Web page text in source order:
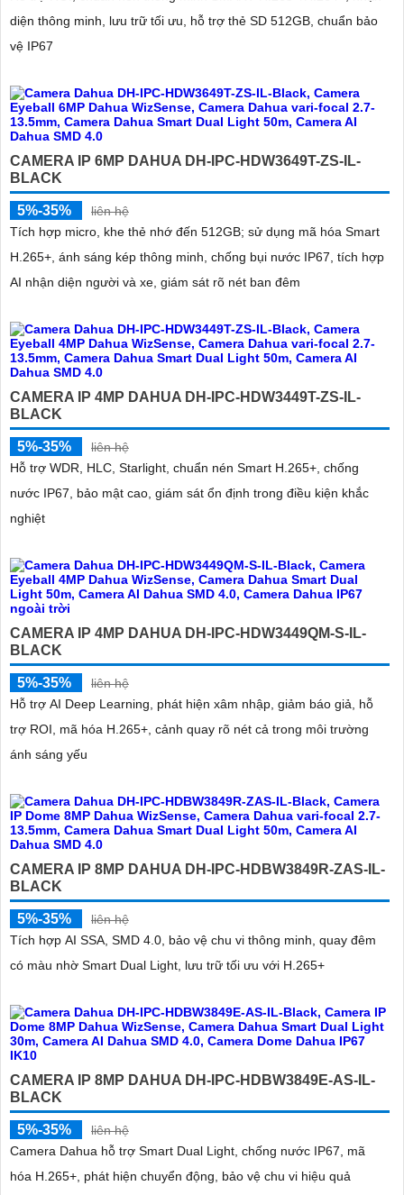
diện thông minh, lưu trữ tối ưu, hỗ trợ thẻ SD 512GB, chuẩn bảo
vệ IP67
CAMERA IP 6MP DAHUA DH-IPC-HDW3649T-ZS-IL-
BLACK
5%-35%
liên hệ
Tích hợp micro, khe thẻ nhớ đến 512GB; sử dụng mã hóa Smart
H.265+, ánh sáng kép thông minh, chống bụi nước IP67, tích hợp
AI nhận diện người và xe, giám sát rõ nét ban đêm
CAMERA IP 4MP DAHUA DH-IPC-HDW3449T-ZS-IL-
BLACK
5%-35%
liên hệ
Hỗ trợ WDR, HLC, Starlight, chuẩn nén Smart H.265+, chống
nước IP67, bảo mật cao, giám sát ổn định trong điều kiện khắc
nghiệt
CAMERA IP 4MP DAHUA DH-IPC-HDW3449QM-S-IL-
BLACK
5%-35%
liên hệ
Hỗ trợ AI Deep Learning, phát hiện xâm nhập, giảm báo giả, hỗ
trợ ROI, mã hóa H.265+, cảnh quay rõ nét cả trong môi trường
ánh sáng yếu
CAMERA IP 8MP DAHUA DH-IPC-HDBW3849R-ZAS-IL-
BLACK
5%-35%
liên hệ
Tích hợp AI SSA, SMD 4.0, bảo vệ chu vi thông minh, quay đêm
có màu nhờ Smart Dual Light, lưu trữ tối ưu với H.265+
CAMERA IP 8MP DAHUA DH-IPC-HDBW3849E-AS-IL-
BLACK
5%-35%
liên hệ
Camera Dahua hỗ trợ Smart Dual Light, chống nước IP67, mã
hóa H.265+, phát hiện chuyển động, bảo vệ chu vi hiệu quả